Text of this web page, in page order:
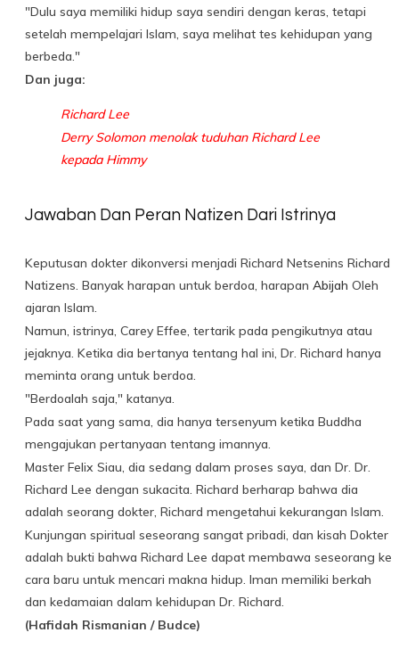
"Dulu saya memiliki hidup saya sendiri dengan keras, tetapi
setelah mempelajari Islam, saya melihat tes kehidupan yang
berbeda."
Dan juga:
Richard Lee
Derry Solomon menolak tuduhan Richard Lee
kepada Himmy
Jawaban Dan Peran Natizen Dari Istrinya
Keputusan dokter dikonversi menjadi Richard Netsenins Richard
Natizens. Banyak harapan untuk berdoa, harapan Abijah Oleh
ajaran Islam.
Namun, istrinya, Carey Effee, tertarik pada pengikutnya atau
jejaknya. Ketika dia bertanya tentang hal ini, Dr. Richard hanya
meminta orang untuk berdoa.
"Berdoalah saja," katanya.
Pada saat yang sama, dia hanya tersenyum ketika Buddha
mengajukan pertanyaan tentang imannya.
Master Felix Siau, dia sedang dalam proses saya, dan Dr. Dr.
Richard Lee dengan sukacita. Richard berharap bahwa dia
adalah seorang dokter, Richard mengetahui kekurangan Islam.
Kunjungan spiritual seseorang sangat pribadi, dan kisah Dokter
adalah bukti bahwa Richard Lee dapat membawa seseorang ke
cara baru untuk mencari makna hidup. Iman memiliki berkah
dan kedamaian dalam kehidupan Dr. Richard.
(Hafidah Rismanian / Budce)